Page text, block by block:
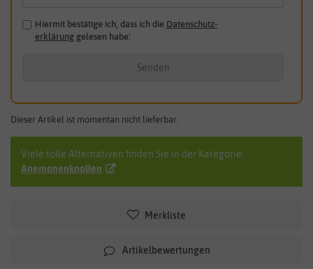
Hiermit bestätige ich, dass ich die Daten­schutz­
erklärunggelesen habe.*
Senden
Dieser Artikel ist momentan nicht lieferbar.
Viele tolle Alternativen finden Sie in der Kategorie:
Anemonenknollen
Merkliste
Artikelbewertungen